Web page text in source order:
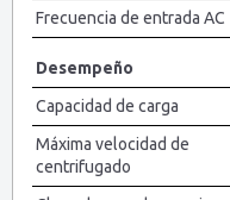
Frecuencia de entrada AC
Desempeño
Capacidad de carga
Máxima velocidad de
centrifugado